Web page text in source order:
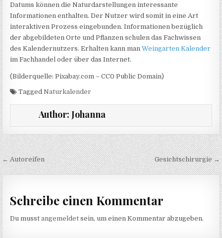
Datums können die Naturdarstellungen interessante
Informationen enthalten. Der Nutzer wird somit in eine Art
interaktiven Prozess eingebunden. Informationen bezüglich
der abgebildeten Orte und Pflanzen schulen das Fachwissen
des Kalendernutzers. Erhalten kann manWeingarten Kalender
im Fachhandel oder über das Internet.
(Bilderquelle: Pixabay.com – CC0 Public Domain)
TaggedNaturkalender
Author: Johanna
Beitragsnavigation
← Autoreifen Gesichtschirurgie →
Schreibe einen Kommentar
Du musstangemeldet sein, um einen Kommentar abzugeben.